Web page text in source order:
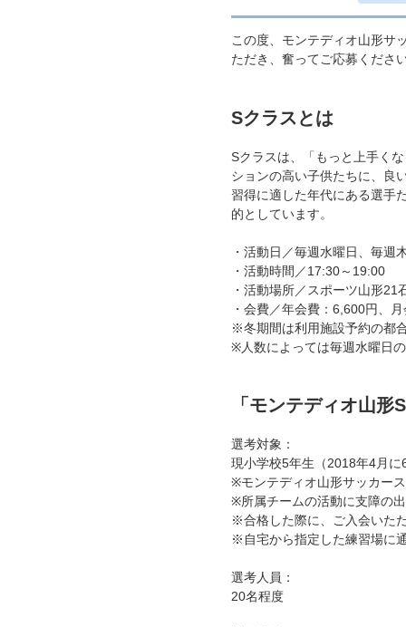
この度、モンテディオ山形サ
ただき、奮ってご応募くださ
Sクラスとは
Sクラスは、「もっと上手く
ションの高い子供たちに、良
習得に適した年代にある選手
的としています。
・活動日／毎週水曜日、毎
・活動時間／17:30～19:00
・活動場所／スポーツ山形
・会費／年会費：6,600円、
※冬期間は利用施設予約の都
※人数によっては毎週水曜日
「モンテディオ山
選考対象：
現小学校5年生（2018年4月
※モンテディオ山形サッカー
※所属チームの活動に支障の
※合格した際に、ご入会いた
※自宅から指定した練習場に
選考人員：
20名程度